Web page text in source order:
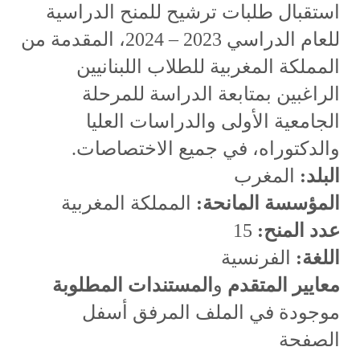
استقبال طلبات ترشيح للمنح الدراسية
للعام الدراسي 2023 – 2024، المقدمة من
المملكة المغربية للطلاب اللبنانيين
الراغبين بمتابعة الدراسة للمرحلة
الجامعية الأولى والدراسات العليا
والدكتوراه، في جميع الاختصاصات.
البلد: المغرب
المؤسسة المانحة: المملكة المغربية
عدد المنح:
اللغة: الفرنسية
معايير المتقدم و المستندات المطلوبة
موجودة في الملف المرفق أسفل
الصفحة